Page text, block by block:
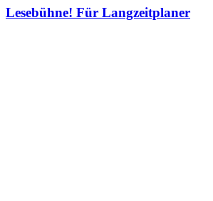
Lesebühne! Für Langzeitplaner